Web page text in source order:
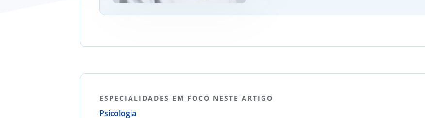
ESPECIALIDADES EM FOCO NESTE ARTIGO
Psicologia